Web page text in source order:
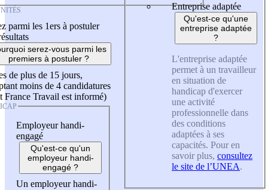
parmi les 1ers à postuler
serez-vous parmi les
premiers à postuler ?
de plus de 15 jours,
moins de 4 candidatures
France Travail est informé)
Employeur handi-
engagé
Qu'est-ce qu'un
employeur handi-
engagé ?
Un employeur handi-
Entreprise adaptée
Qu'est-ce qu'une
entreprise adaptée
?
L'entreprise adaptée
permet à un travailleur
en situation de
handicap d'exercer
une activité
professionnelle dans
des conditions
adaptées à ses
capacités. Pour en
savoir plus, consultez
le site de l’UNEA.